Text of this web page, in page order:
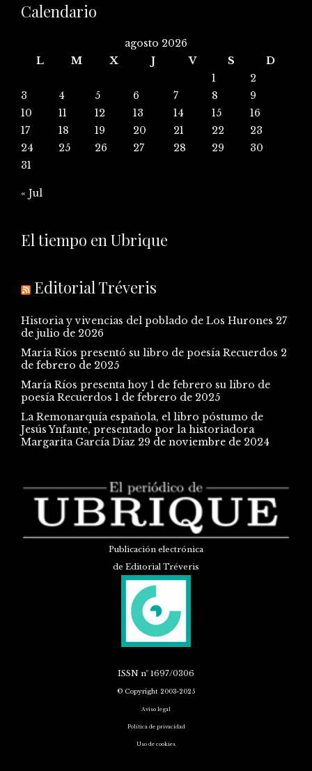
Calendario
agosto 2026
L
M X J V S
D
1
2
3
4 5 6 7 8
9
10
11 12 13 14 15
16
17
18 19 20 21 22
23
24
25 26 27 28 29
30
31
« Jul
El tiempo en Ubrique
Editorial Tréveris
Historia y vivencias del poblado de Los Hurones 27
de julio de 2026
María Ríos presentó su libro de poesía Recuerdos 2
de febrero de 2025
María Ríos presenta hoy 1 de febrero su libro de
poesía Recuerdos 1 de febrero de 2025
La Remonarquía española, el libro póstumo de
Jesús Ynfante, presentado por la historiadora
Margarita García Díaz 29 de noviembre de 2024
Publicación electrónica
de Editorial Tréveris
ISSN nº 1697/0306
© Copyright 2003-2025
Aviso legal
Política de privacidad
Uso de cookies